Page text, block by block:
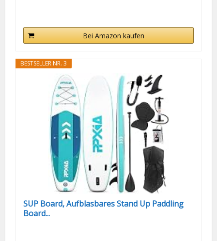
Bei Amazon kaufen
BESTSELLER NR. 3
SUP Board, Aufblasbares Stand Up Paddling
Board...